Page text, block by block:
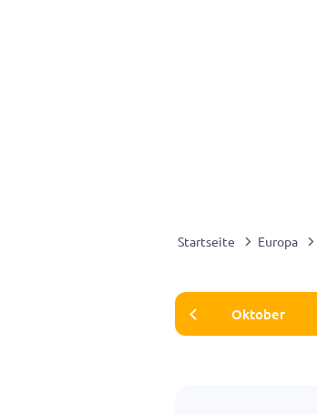
Startseite Europa
Oktober